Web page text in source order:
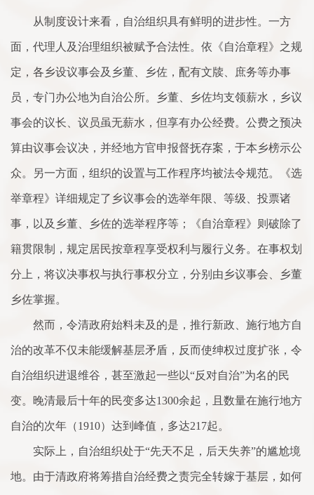
从制度设计来看，自治组织具有鲜明的进步性。一方
面，代理人及治理组织被赋予合法性。依《自治章程》之规
定，各乡设议事会及乡董、乡佐，配有文牍、庶务等办事
员，专门办公地为自治公所。乡董、乡佐均支领薪水，乡议
事会的议长、议员虽无薪水，但享有办公经费。公费之预决
算由议事会议决，并经地方官申报督抚存案，于本乡榜示公
众。另一方面，组织的设置与工作程序均被法令规范。《选
举章程》详细规定了乡议事会的选举年限、等级、投票诸
事，以及乡董、乡佐的选举程序等；《自治章程》则破除了
籍贯限制，规定居民按章程享受权利与履行义务。在事权划
分上，将议决事权与执行事权分立，分别由乡议事会、乡董
乡佐掌握。
然而，令清政府始料未及的是，推行新政、施行地方自
治的改革不仅未能缓解基层矛盾，反而使绅权过度扩张，令
自治组织进退维谷，甚至激起一些以“反对自治”为名的民
变。晚清最后十年的民变多达1300余起，且数量在施行地方
自治的次年（1910）达到峰值，多达217起。
实际上，自治组织处于“先天不足，后天失养”的尴尬境
地。由于清政府将筹措自治经费之责完全转嫁于基层，如何